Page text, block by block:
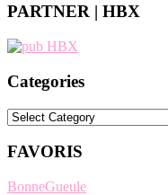
PARTNER | HBX
Categories
Categories
FAVORIS
BonneGueule